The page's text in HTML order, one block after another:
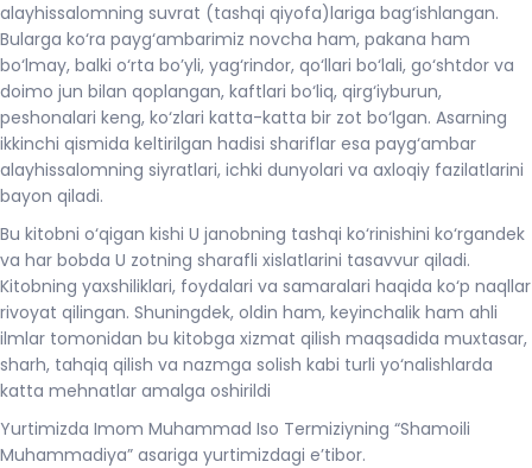
alayhissalomning suvrat (tashqi qiyofa)lariga bag‘ishlangan.
Bularga ko‘ra payg‘ambarimiz novcha ham, pakana ham
bo‘lmay, balki o‘rta bo’yli, yag‘rindor, qo‘llari bo‘lali, go‘shtdor va
doimo jun bilan qoplangan, kaftlari bo‘liq, qirg‘iyburun,
peshonalari keng, ko‘zlari katta-katta bir zot bo‘lgan. Asarning
ikkinchi qismida keltirilgan hadisi shariflar esa payg‘ambar
alayhissalomning siyratlari, ichki dunyolari va axloqiy fazilatlarini
bayon qiladi.
Bu kitobni o‘qigan kishi U janobning tashqi ko‘rinishini ko‘rgandek
va har bobda U zotning sharafli xislatlarini tasavvur qiladi.
Kitobning yaxshiliklari, foydalari va samaralari haqida ko‘p naqllar
rivoyat qilingan. Shuningdek, oldin ham, keyinchalik ham ahli
ilmlar tomonidan bu kitobga xizmat qilish maqsadida muxtasar,
sharh, tahqiq qilish va nazmga solish kabi turli yo‘nalishlarda
katta mehnatlar amalga oshirildi
Yurtimizda Imom Muhammad Iso Termiziyning “Shamoili
Muhammadiya” asariga yurtimizdagi e’tibor.